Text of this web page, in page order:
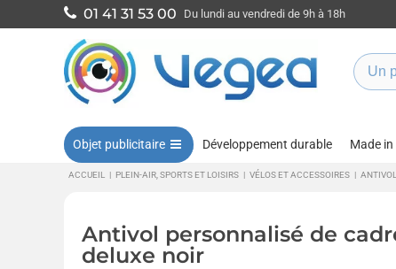
01 41 31 53 00 Du lundi au vendredi de 9h à 18h
Objet publicitaire Développement durable Made
ACCUEIL | PLEIN-AIR, SPORTS ET LOISIRS | VÉLOS ET ACCESSOIRES |
Antivol personnalisé de
deluxe noir